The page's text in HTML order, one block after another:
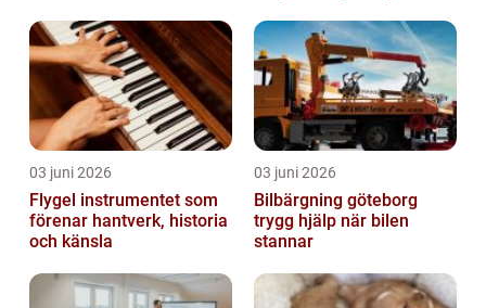
03 juni 2026
Flygel instrumentet som
förenar hantverk, historia
och känsla
03 juni 2026
Bilbärgning göteborg
trygg hjälp när bilen
stannar